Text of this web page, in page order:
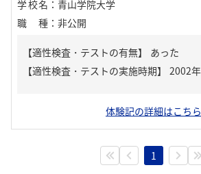
学校名 ： 青山学院大学
職種 ： 非公開
【適性検査・テストの有無】 あった
体験記の詳細はこちら
1